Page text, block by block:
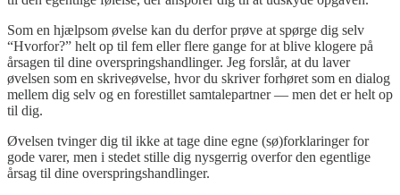
Som en hjælpsom øvelse kan du derfor prøve at spørge dig selv
“Hvorfor?” helt op til fem eller flere gange for at blive klogere på
årsagen til dine overspringshandlinger. Jeg forslår, at du laver
øvelsen som en skriveøvelse, hvor du skriver forhøret som en dialog
mellem dig selv og en forestillet samtalepartner — men det er helt op
til dig.
Øvelsen tvinger dig til ikke at tage dine egne (sø)forklaringer for
gode varer, men i stedet stille dig nysgerrig overfor den egentlige
årsag til dine overspringshandlinger.